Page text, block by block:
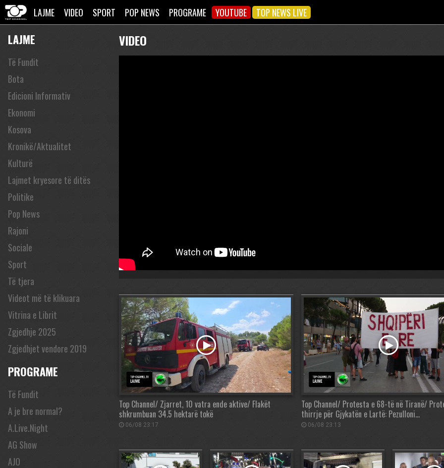
LAJME VIDEO SPORT POP NEWS PROGRAME YOUTUBE TOP NEWS LIVE
LAJME
Të Fundit
Bota
Edicioni Informativ
Ekonomi
Kosova
Kronikë/Aktualitet
Kulturë
Lajmet kryesore të ditës
Politike
Pop News
Rajoni
Sociale
Sport
Të tjera
Videot më të klikuara
Vitrina e Librit
Zgjedhje 2025
Zgjedhjet vendore 2019
PROGRAME
Të Fundit
A je bre normal?
A.Live.Night
AG Show
AJO
VIDEO
Top Channel/ Zjarret, 10 vatra ende aktive/ Flakët
shkrumbuan 34.5 hektarë tokë
06/08 23:17
Top Channel/ Protesta e 68-të në Tiranë/
thirrje për Gjykatën e Lartë: Pezulloni…
06/08 23:13